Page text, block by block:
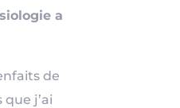
a
de
j’ai